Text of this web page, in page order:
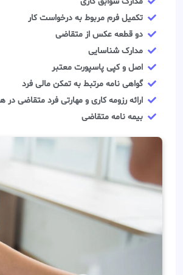
تکمیل فرم مربوط به درخواست کار
دو قطعه عکس از متقاضی
مدارک شناسایی
اصل و کپی پاسپورت معتبر
گواهی نامه مرتبط به تمکن مالی فرد
ارائه رزومه کاری و مهارتی فرد متقاضی در
بیمه نامه متقاضی